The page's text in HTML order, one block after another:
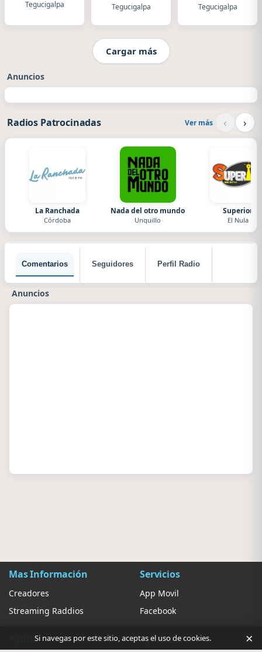
Tegucigalpa Tegucigalpa Tegucigalpa
Cargar más
Anuncios
Radios Patrocinadas Ver más ‹ ›
La Ranchada
Córdoba
Nada del otro mundo
Unquillo
Superior
El Nula
Comentarios Seguidores Perfil Radio
Anuncios
Mas Información
Creadores
Streaming Raddios
Servicios
App Movil
Facebook
Ayuda Ajustes
Si navegas por este sitio, aceptas el uso de cookies. ×